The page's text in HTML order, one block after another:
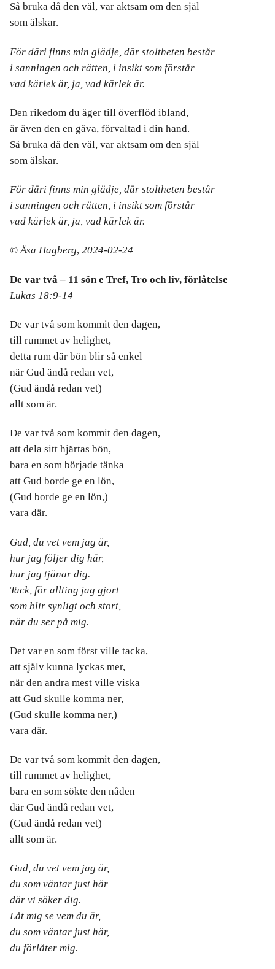
Så bruka då den väl, var aktsam om den själ
som älskar.
För däri finns min glädje, där stoltheten består
i sanningen och rätten, i insikt som förstår
vad kärlek är, ja, vad kärlek är.
Den rikedom du äger till överflöd ibland,
är även den en gåva, förvaltad i din hand.
Så bruka då den väl, var aktsam om den själ
som älskar.
För däri finns min glädje, där stoltheten består
i sanningen och rätten, i insikt som förstår
vad kärlek är, ja, vad kärlek är.
© Åsa Hagberg, 2024-02-24
De var två – 11 sön e Tref, Tro och liv, förlåtelse
Lukas 18:9-14
De var två som kommit den dagen,
till rummet av helighet,
detta rum där bön blir så enkel
när Gud ändå redan vet,
(Gud ändå redan vet)
allt som är.
De var två som kommit den dagen,
att dela sitt hjärtas bön,
bara en som började tänka
att Gud borde ge en lön,
(Gud borde ge en lön,)
vara där.
Gud, du vet vem jag är,
hur jag följer dig här,
hur jag tjänar dig.
Tack, för allting jag gjort
som blir synligt och stort,
när du ser på mig.
Det var en som först ville tacka,
att själv kunna lyckas mer,
när den andra mest ville viska
att Gud skulle komma ner,
(Gud skulle komma ner,)
vara där.
De var två som kommit den dagen,
till rummet av helighet,
bara en som sökte den nåden
där Gud ändå redan vet,
(Gud ändå redan vet)
allt som är.
Gud, du vet vem jag är,
du som väntar just här
där vi söker dig.
Låt mig se vem du är,
du som väntar just här,
du förlåter mig.